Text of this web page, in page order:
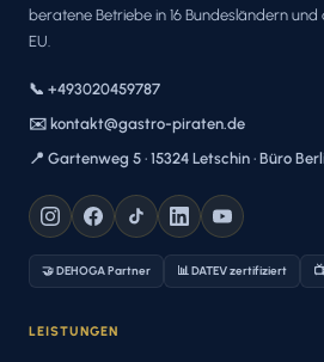
beratene Betriebe in 16 Bundesländern und
EU.
📞 +493020459787
✉️ kontakt@gastro-piraten.de
📍 Gartenweg 5 · 15324 Letschin · Büro
🤝 DEHOGA Partner 📊 DATEV zertifiziert
LEISTUNGEN